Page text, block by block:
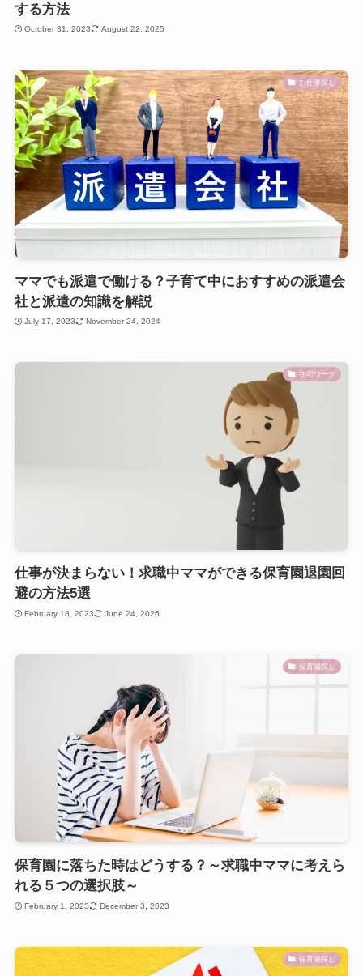
する方法
October 31, 2023 August 22, 2025
お仕事探し
ママでも派遣で働ける？子育て中におすすめの派遣会
社と派遣の知識を解説
July 17, 2023 November 24, 2024
在宅ワーク
仕事が決まらない！求職中ママができる保育園退園回
避の方法5選
February 18, 2023 June 24, 2026
保育園探し
保育園に落ちた時はどうする？～求職中ママに考えら
れる５つの選択肢～
February 1, 2023 December 3, 2023
保育園探し